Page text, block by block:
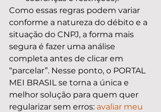
Como essas regras podem variar
conforme a natureza do débito e a
situação do CNPJ, a forma mais
segura é fazer uma análise
completa antes de clicar em
“parcelar”. Nesse ponto, o PORTAL
MEI BRASIL se torna a única e
melhor solução para quem quer
regularizar sem erros: avaliar meu